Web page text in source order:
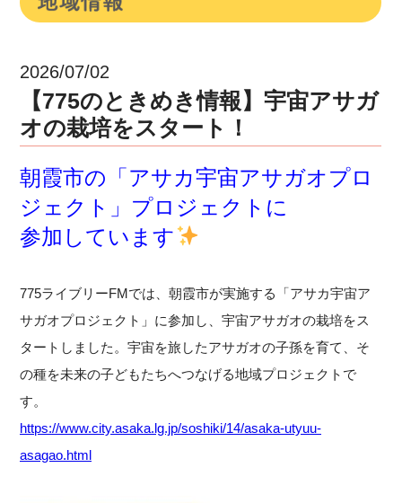
2026/07/02
【775のときめき情報】宇宙アサガ
オの栽培をスタート！
朝霞市の「アサカ宇宙アサガオプロ
ジェクト」プロジェクトに
参加しています
775ライブリーFMでは、朝霞市が実施する「アサカ宇宙ア
サガオプロジェクト」に参加し、宇宙アサガオの栽培をス
タートしました。宇宙を旅したアサガオの子孫を育て、そ
の種を未来の子どもたちへつなげる地域プロジェクトで
す。
https://www.city.asaka.lg.jp/soshiki/14/asaka-utyuu-
asagao.html